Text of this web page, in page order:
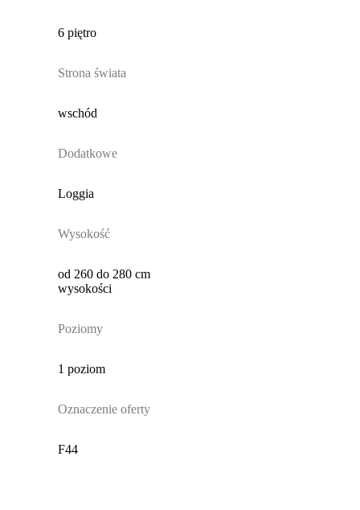
6 piętro
Strona świata
wschód
Dodatkowe
Loggia
Wysokość
od 260 do 280 cm
wysokości
Poziomy
1 poziom
Oznaczenie oferty
F44